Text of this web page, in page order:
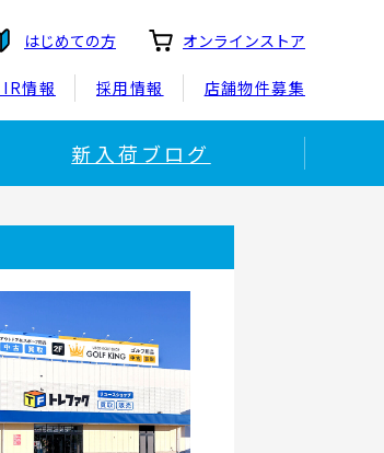
はじめての方 オンラインストア
情報 採用情報 店舗物件募集
新入荷ブログ